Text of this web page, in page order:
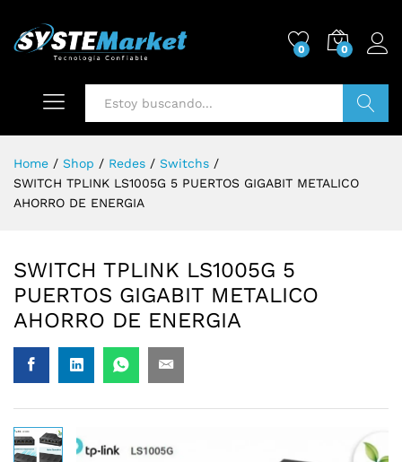
0 0
Home / Shop / Redes / Switchs /
SWITCH TPLINK LS1005G 5 PUERTOS GIGABIT METALICO
AHORRO DE ENERGIA
SWITCH TPLINK LS1005G 5
PUERTOS GIGABIT METALICO
AHORRO DE ENERGIA